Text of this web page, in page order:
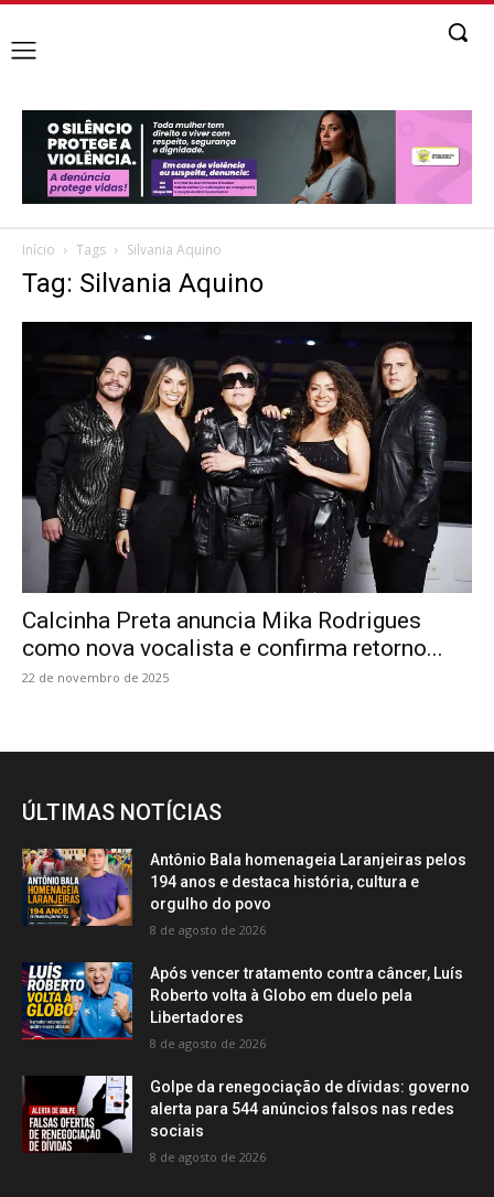
Início Tags Silvania Aquino
Tag: Silvania Aquino
Calcinha Preta anuncia Mika Rodrigues
como nova vocalista e confirma retorno...
22 de novembro de 2025
ÚLTIMAS NOTÍCIAS
Antônio Bala homenageia Laranjeiras pelos
194 anos e destaca história, cultura e
orgulho do povo
8 de agosto de 2026
Após vencer tratamento contra câncer, Luís
Roberto volta à Globo em duelo pela
Libertadores
8 de agosto de 2026
Golpe da renegociação de dívidas: governo
alerta para 544 anúncios falsos nas redes
sociais
8 de agosto de 2026